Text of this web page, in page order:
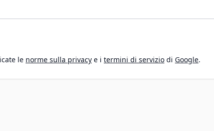
le norme sulla privacy e i termini di servizio di Google.